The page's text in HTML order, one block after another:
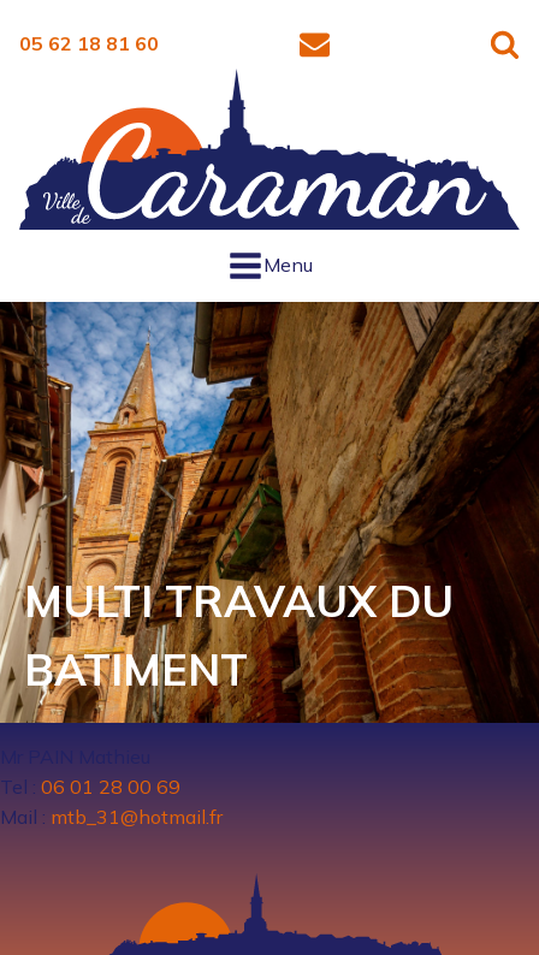
05 62 18 81 60
Menu
MULTI TRAVAUX DU
BATIMENT
Tel : 06 01 28 00 69
Mail : mtb_31@hotmail.fr